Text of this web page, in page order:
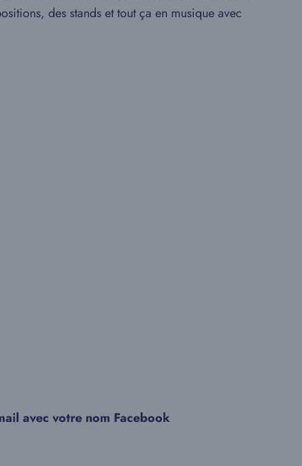
des stands et tout ça en musique avec
avec votre nom Facebook